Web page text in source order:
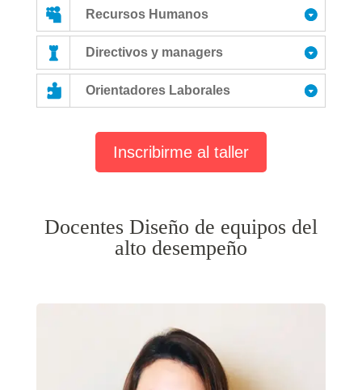
Recursos Humanos
Directivos y managers
Orientadores Laborales
Inscribirme al taller
Docentes Diseño de equipos del
alto desempeño